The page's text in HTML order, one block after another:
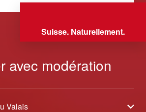
Suisse. Naturellement.
avec modération
Valais